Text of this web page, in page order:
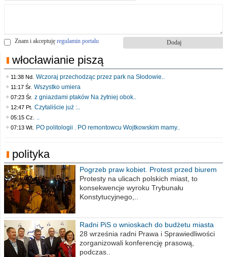
Znam i akceptuję regulamin portalu
włocławianie piszą
11:38 Nd. Wczoraj przechodząc przez park na Słodowie..
11:17 Śr. Wszystko umiera
07:23 Śr. z gniazdami ptaków Na żytniej obok..
12:47 Pt. Czytaliście już :..
05:15 Cz. ..
07:13 Wt. PO politologii . PO remontowcu Wojtkowskim mamy..
polityka
Pogrzeb praw kobiet. Protest przed biurem
poselskim PiS
Protesty na ulicach polskich miast, to
konsekwencje wyroku Trybunału
Konstytucyjnego,..
Radni PiS o wnioskach do budżetu miasta
na 2021 rok
28 września radni Prawa i Sprawiedliwości
zorganizowali konferencję prasową,
podczas..